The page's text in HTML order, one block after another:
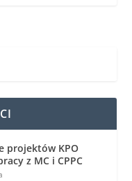
projektów KPO
z MC i CPPC